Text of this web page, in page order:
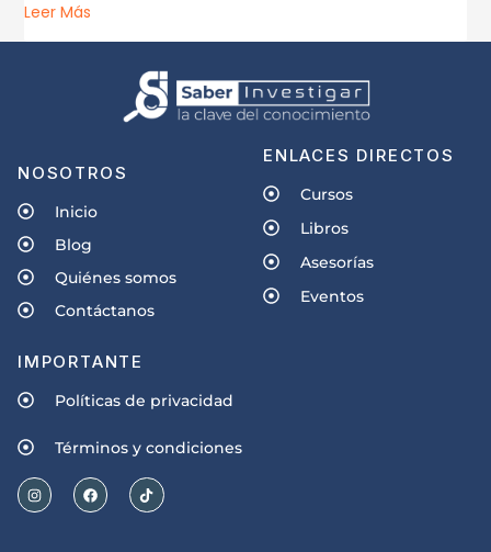
Leer Más
NOSOTROS
Inicio
Blog
Quiénes somos
Contáctanos
ENLACES DIRECTOS
Cursos
Libros
Asesorías
Eventos
IMPORTANTE
Políticas de privacidad
Términos y condiciones